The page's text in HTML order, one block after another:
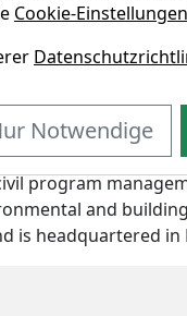
and
(INF),
program
and
is headquartered in
Cookie-Einstellungen
Notwendige